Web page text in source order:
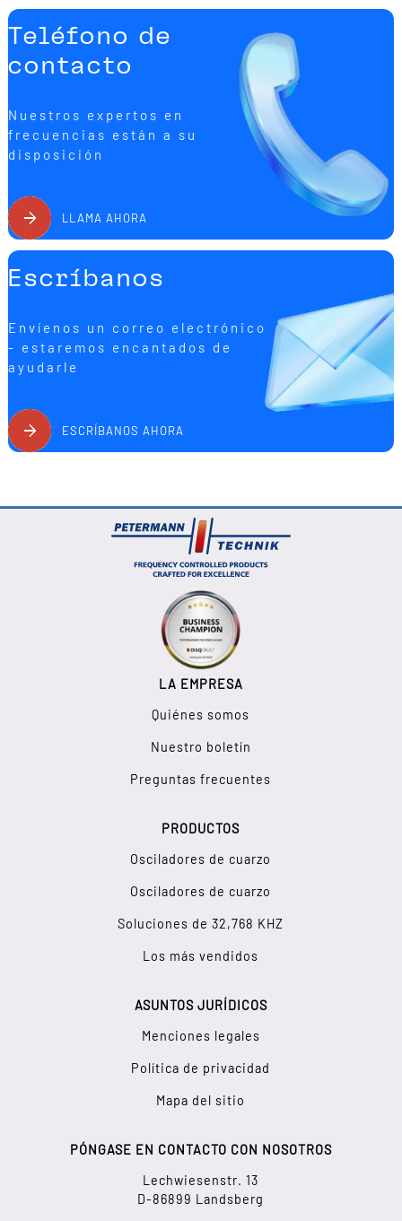
Teléfono de
contacto
Nuestros expertos en
frecuencias están a su
disposición
LLAMA AHORA
Escríbanos
Envíenos un correo electrónico
- estaremos encantados de
ayudarle
ESCRÍBANOS AHORA
LA EMPRESA
Quiénes somos
Nuestro boletín
Preguntas frecuentes
PRODUCTOS
Osciladores de cuarzo
Osciladores de cuarzo
Soluciones de 32,768 KHZ
Los más vendidos
ASUNTOS JURÍDICOS
Menciones legales
Política de privacidad
Mapa del sitio
PÓNGASE EN CONTACTO CON NOSOTROS
Lechwiesenstr. 13
D-86899 Landsberg